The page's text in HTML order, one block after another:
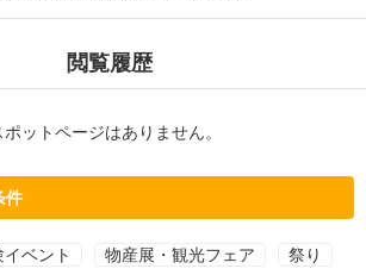
閲覧履歴
ットページはありません。
件
イベント 物産展・観光フェア 祭り